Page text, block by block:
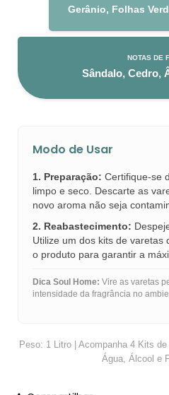
Gerânio, Folhas
NOTAS DE
Sândalo, Cedro,
Modo de Usar
1. Preparação: Certifique-se
limpo e seco. Descarte as
novo aroma não seja
2. Reabastecimento:
Utilize um dos kits de varetas
o produto para garantir a
Dica Soul Home: Vire as varetas
intensidade da fragrância no
Peso: 1 Litro | Acompanha 4 Kits
Água, Álcool e